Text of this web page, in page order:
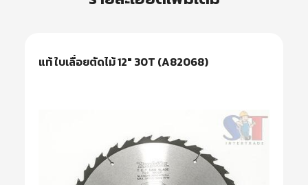
แท้ ใบเลื่อยตัดไม้ 12″ 30T (A82068)